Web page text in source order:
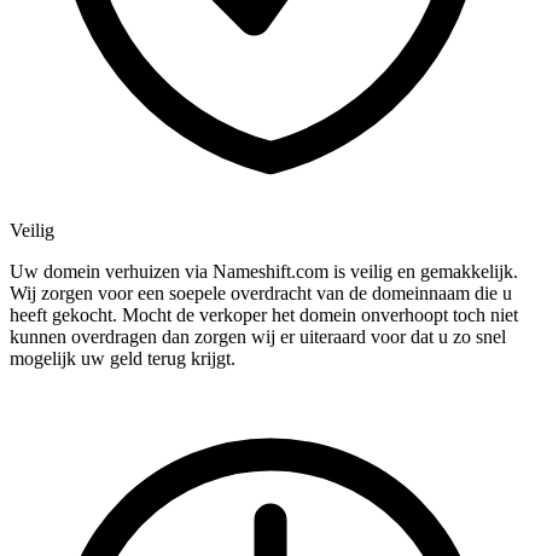
Veilig
Uw domein verhuizen via Nameshift.com is veilig en gemakkelijk.
Wij zorgen voor een soepele overdracht van de domeinnaam die u
heeft gekocht. Mocht de verkoper het domein onverhoopt toch niet
kunnen overdragen dan zorgen wij er uiteraard voor dat u zo snel
mogelijk uw geld terug krijgt.